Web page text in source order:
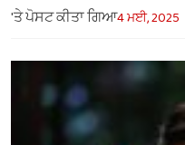
'ਤੇ ਪੋਸਟ ਕੀਤਾ ਗਿਆ4 ਮਈ, 2025